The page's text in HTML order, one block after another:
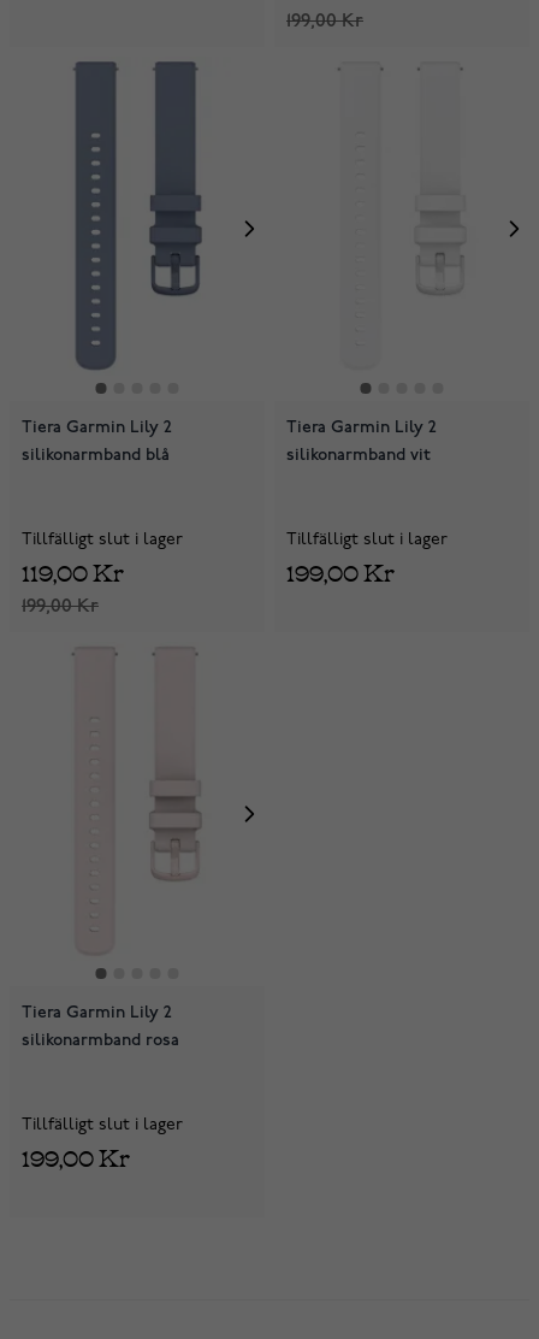
199,00 Kr
Tiera Garmin Lily 2
silikonarmband blå
Tillfälligt slut i lager
199,00 Kr
119,00 Kr
Tiera Garmin Lily 2
silikonarmband vit
Tillfälligt slut i lager
199,00 Kr
Tiera Garmin Lily 2
silikonarmband rosa
Tillfälligt slut i lager
199,00 Kr